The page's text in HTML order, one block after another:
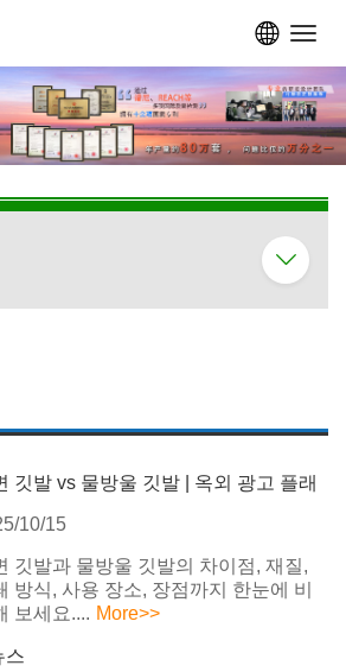
깃발 vs 물방울 깃발 | 옥외 광고 플래
10/15
깃발과 물방울 깃발의 차이점, 재질,
방식, 사용 장소, 장점까지 한눈에 비
보세요.... More>>
스